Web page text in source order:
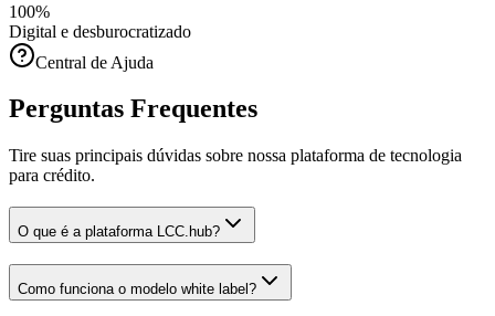
100%
Digital e desburocratizado
Central de Ajuda
Perguntas Frequentes
Tire suas principais dúvidas sobre nossa plataforma de tecnologia
para crédito.
O que é a plataforma LCC.hub?
Como funciona o modelo white label?